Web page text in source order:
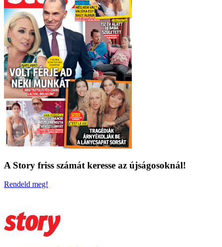
A Story friss számát keresse az újságosoknál!
Rendeld meg!